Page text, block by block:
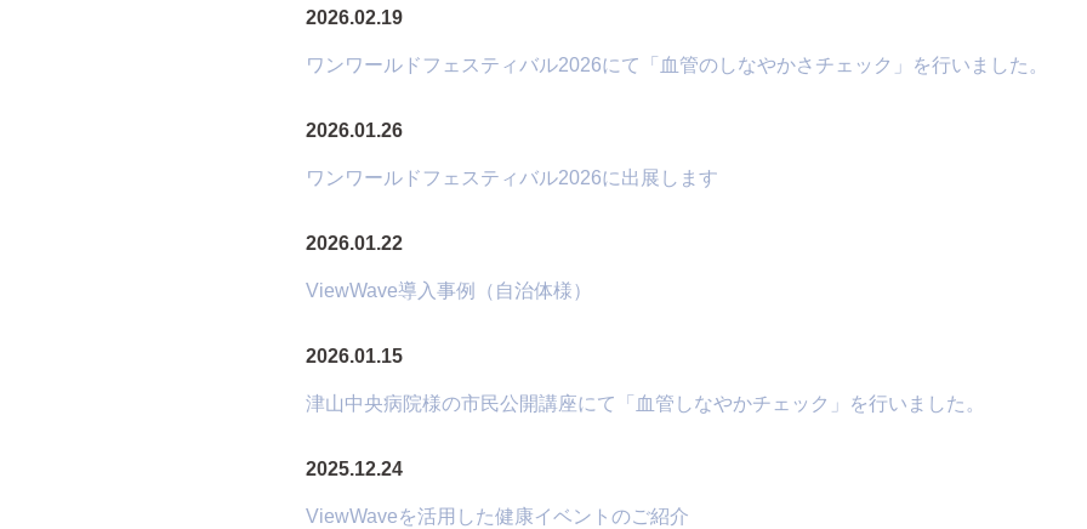
2026.02.19
ワンワールドフェスティバル2026にて「血管のしなやかさチェック」を行いました。
2026.01.26
ワンワールドフェスティバル2026に出展します
2026.01.22
ViewWave導入事例（自治体様）
2026.01.15
津山中央病院様の市民公開講座にて「血管しなやかチェック」を行いました。
2025.12.24
ViewWaveを活用した健康イベントのご紹介